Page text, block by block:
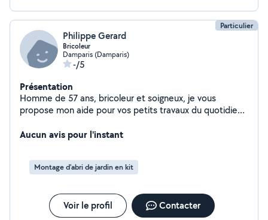
Particulier
Philippe Gerard
Bricoleur
Damparis (Damparis)
-/5
Présentation
Homme de 57 ans, bricoleur et soigneux, je vous
propose mon aide pour vos petits travaux du quotidien :
temps, je m'en occupe), changement d'ampoules, pose
dépannages. Sérieux, ponctuel et à l'écoute, je me
déplace avec le sourire pour vous simplifier la vie. Tarifs
Aucun avis pour l'instant
Montage d'abri de jardin en kit
Voir le profil Contacter